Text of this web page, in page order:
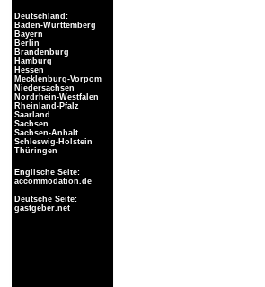
Deutschland:
Baden-Württemberg
Bayern
Berlin
Brandenburg
Hamburg
Hessen
Mecklenburg-Vorpom
Niedersachsen
Nordrhein-Westfalen
Rheinland-Pfalz
Saarland
Sachsen
Sachsen-Anhalt
Schleswig-Holstein
Thüringen
Englische Seite:
accommodation.de
Deutsche Seite:
gastgeber.net